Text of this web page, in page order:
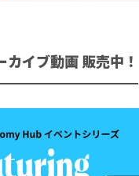
カイブ動画 販売中！